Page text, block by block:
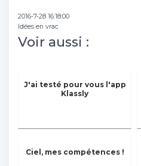
2016-7-28 16:18:00
Idées en vrac
Voir aussi :
J'ai testé pour vous l'app
Klassly
Ciel, mes compétences !